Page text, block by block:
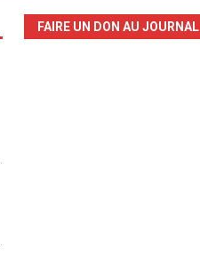
FAIRE UN DON AU JOURNAL